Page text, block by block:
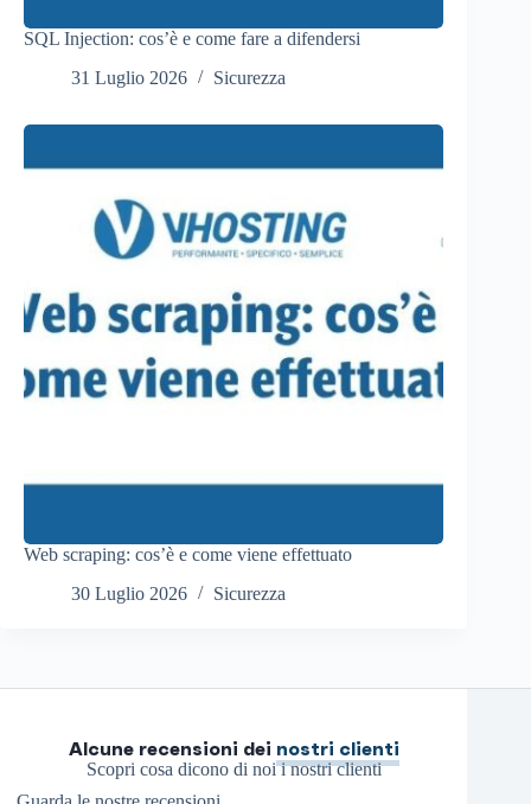
SQL Injection: cos’è e come fare a difendersi
31 Luglio 2026
Sicurezza
Web scraping: cos’è e come viene effettuato
30 Luglio 2026
Sicurezza
Alcune recensioni dei nostri clienti
Scopri cosa dicono di noi i nostri clienti